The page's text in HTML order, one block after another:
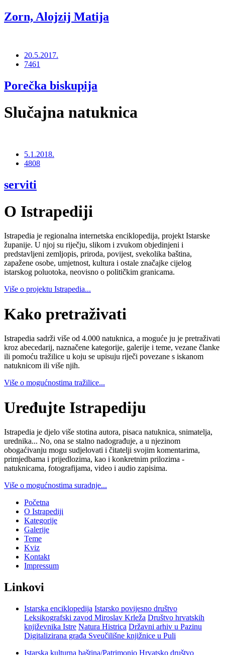
Zorn, Alojzij Matija
20.5.2017.
7461
Porečka biskupija
Slučajna natuknica
5.1.2018.
4808
serviti
O Istrapediji
Istrapedia je regionalna internetska enciklopedija, projekt Istarske
županije. U njoj su riječju, slikom i zvukom objedinjeni i
predstavljeni zemljopis, priroda, povijest, svekolika baština,
zapažene osobe, umjetnost, kultura i ostale značajke cijelog
istarskog poluotoka, neovisno o političkim granicama.
Više o projektu Istrapedia...
Kako pretraživati
Istrapedia sadrži više od 4.000 natuknica, a moguće ju je pretraživati
kroz abecedarij, naznačene kategorije, galerije i teme, vezane članke
ili pomoću tražilice u koju se upisuju riječi povezane s iskanom
natuknicom ili više njih.
Više o mogućnostima tražilice...
Uređujte Istrapediju
Istrapedia je djelo više stotina autora, pisaca natuknica, snimatelja,
urednika... No, ona se stalno nadograđuje, a u njezinom
obogaćivanju mogu sudjelovati i čitatelji svojim komentarima,
primjedbama i prijedlozima, kao i konkretnim prilozima -
natuknicama, fotografijama, video i audio zapisima.
Više o mogućnostima suradnje...
Početna
O Istrapediji
Kategorije
Galerije
Teme
Kviz
Kontakt
Impressum
Linkovi
Istarska enciklopedija Istarsko povijesno društvo
Leksikografski zavod Miroslav Krleža Društvo hrvatskih
književnika Istre Natura Histrica Državni arhiv u Pazinu
Digitalizirana građa Sveučilišne knjižnice u Puli
Istarska kulturna baština/Patrimonio Hrvatsko društvo